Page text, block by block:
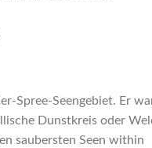
Spree-Seengebiet. Er
Dunstkreis oder
saubersten Seen within